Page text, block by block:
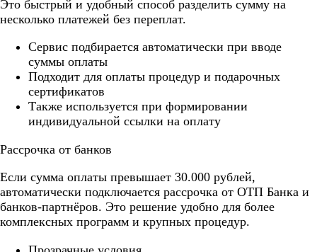
Это быстрый и удобный способ разделить сумму на
несколько платежей без переплат.
Cервис подбирается автоматически при вводе
суммы оплаты
Подходит для оплаты процедур и подарочных
сертификатов
Также используется при формировании
индивидуальной ссылки на оплату
Рассрочка от банков
Если сумма оплаты превышает 30.000 рублей,
автоматически подключается рассрочка от ОТП Банка и
банков-партнёров. Это решение удобно для более
комплексных программ и крупных процедур.